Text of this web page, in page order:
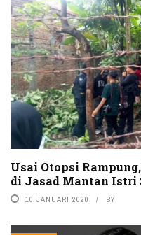
Usai Otopsi
di Jasad Mantan Istri
10 JANUARI 2020 BY